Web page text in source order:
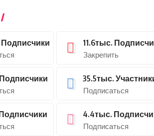
Подписчики 11.6тыс.
Закрепить
Подписчики 35.5тыс.
Подписаться
4.4тыс.
Подписаться